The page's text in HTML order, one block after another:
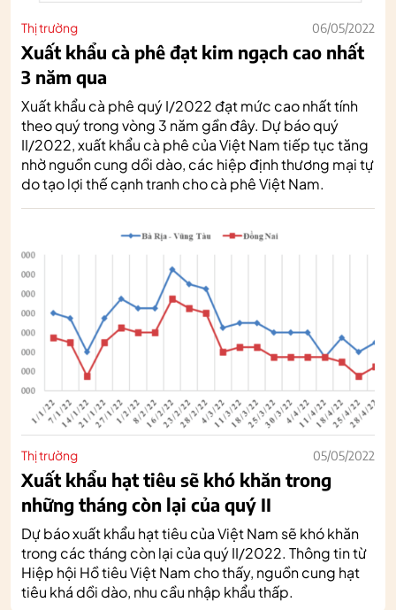
Thị trường 06/05/2022
Xuất khẩu cà phê đạt kim ngạch cao nhất
3 năm qua
Xuất khẩu cà phê quý I/2022 đạt mức cao nhất tính
theo quý trong vòng 3 năm gần đây. Dự báo quý
II/2022, xuất khẩu cà phê của Việt Nam tiếp tục tăng
nhờ nguồn cung dồi dào, các hiệp định thương mại tự
do tạo lợi thế cạnh tranh cho cà phê Việt Nam.
Thị trường 05/05/2022
Xuất khẩu hạt tiêu sẽ khó khăn trong
những tháng còn lại của quý II
Dự báo xuất khẩu hạt tiêu của Việt Nam sẽ khó khăn
trong các tháng còn lại của quý II/2022. Thông tin từ
Hiệp hội Hồ tiêu Việt Nam cho thấy, nguồn cung hạt
tiêu khá dồi dào, nhu cầu nhập khẩu thấp.